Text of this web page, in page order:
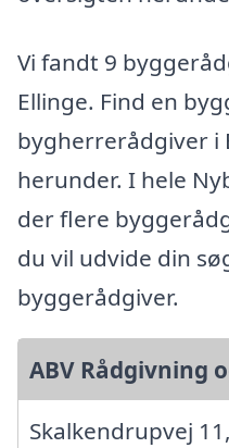
Vi fandt 9
Ellinge. Find en
bygherrerådgiver i
herunder. I hele
der flere
du vil udvide din
byggerådgiver.
ABV Rådgivning
Skalkendrupvej